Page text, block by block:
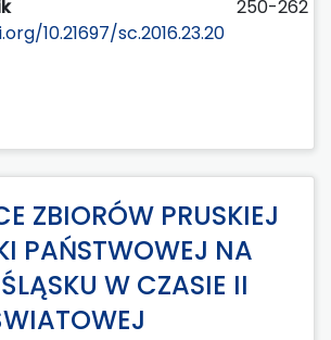
250-262
10.21697/sc.2016.23.20
ZBIORÓW PRUSKIEJ
PAŃSTWOWEJ NA
W CZASIE II